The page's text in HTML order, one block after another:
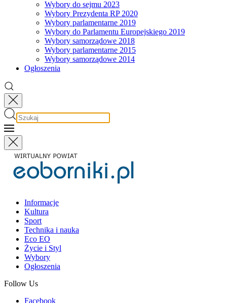
Wybory do sejmu 2023
Wybory Prezydenta RP 2020
Wybory parlamentarne 2019
Wybory do Parlamentu Europejskiego 2019
Wybory samorządowe 2018
Wybory parlamentarne 2015
Wybory samorządowe 2014
Ogłoszenia
Informacje
Kultura
Sport
Technika i nauka
Eco EO
Życie i Styl
Wybory
Ogłoszenia
Follow Us
Facebook